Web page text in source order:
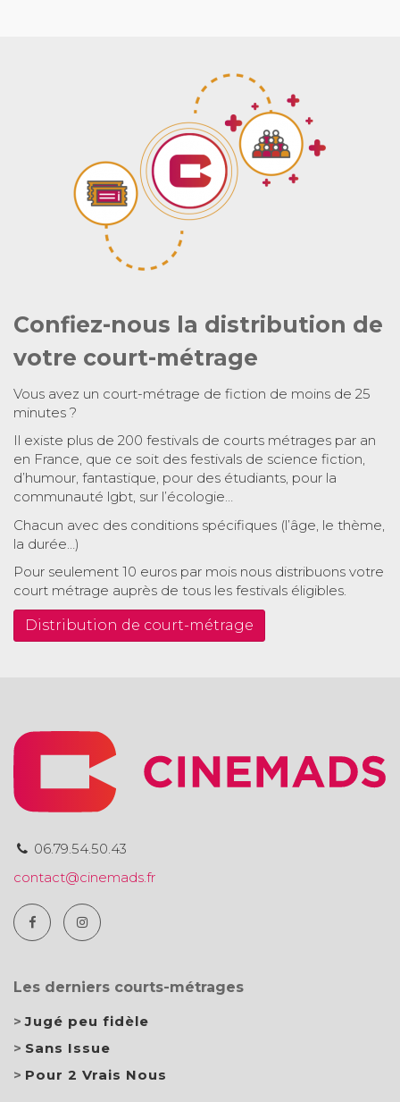
Confiez-nous la distribution de
votre court-métrage
Vous avez un court-métrage de fiction de moins de 25
minutes ?
Il existe plus de 200 festivals de courts métrages par an
en France, que ce soit des festivals de science fiction,
d’humour, fantastique, pour des étudiants, pour la
communauté lgbt, sur l’écologie…
Chacun avec des conditions spécifiques (l’âge, le thème,
la durée…)
Pour seulement 10 euros par mois nous distribuons votre
court métrage auprès de tous les festivals éligibles.
Distribution de court-métrage
06.79.54.50.43
contact@cinemads.fr
Les derniers courts-métrages
Jugé peu fidèle
Sans Issue
Pour 2 Vrais Nous